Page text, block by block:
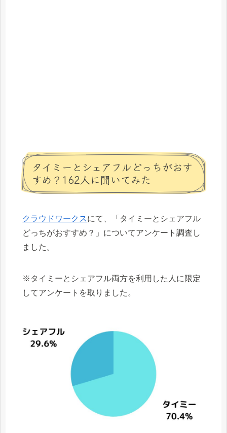
タイミーとシェアフルどっちがおす
すめ？162人に聞いてみた
クラウドワークスにて、「タイミーとシェアフル
どっちがおすすめ？」についてアンケート調査し
ました。
※タイミーとシェアフル両方を利用した人に限定
してアンケートを取りました。